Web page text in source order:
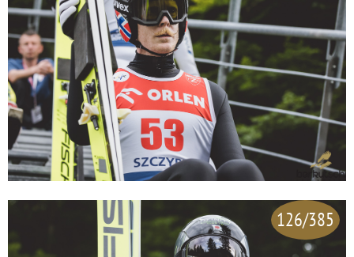
126/385